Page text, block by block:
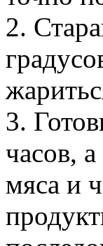
2.
3.
часов,
мяса и